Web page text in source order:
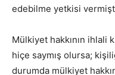
edebilme yetkisi
Mülkiyet hakkının ihlali
hiçe saymış olursa;
durumda mülkiyet